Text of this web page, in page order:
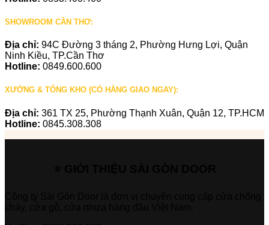
SHOWROOM CẦN THƠ:
Địa chỉ: 94C Đường 3 tháng 2, Phường Hưng Lợi, Quận
Ninh Kiều, TP.Cần Thơ
Hotline: 0849.600.600
XƯỞNG & TỔNG KHO (CÓ HÀNG GIAO NGAY):
Địa chỉ: 361 TX 25, Phường Thạnh Xuân, Quận 12, TP.HCM
Hotline: 0845.308.308